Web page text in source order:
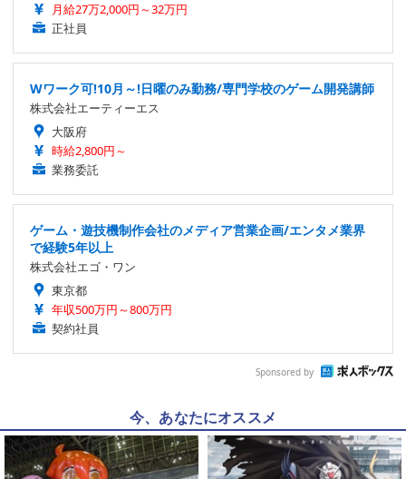
月給27万2,000円～32万円
正社員
Wワーク可!10月～!日曜のみ勤務/専門学校のゲーム開発講師
株式会社エーティーエス
大阪府
時給2,800円～
業務委託
ゲーム・遊技機制作会社のメディア営業企画/エンタメ業界
で経験5年以上
株式会社エゴ・ワン
東京都
年収500万円～800万円
契約社員
Sponsored by
今、あなたにオススメ